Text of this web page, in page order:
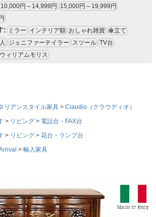
10,000円～14,999円
15,000円～19,999円
: ミラー インテリア額 おしゃれ雑貨 傘立て
ジェニファーテイラー スツール TV台
ウィリアムモリス
リアンスタイル家具
Claudio（クラウディオ）
リビング
電話台・FAX台
リビング
花台・ランプ台
輸入家具